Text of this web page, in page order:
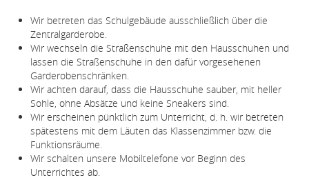
Wir betreten das Schulgebäude ausschließlich über die
Zentralgarderobe.
Wir wechseln die Straßenschuhe mit den Hausschuhen und
lassen die Straßenschuhe in den dafür vorgesehenen
Garderobenschränken.
Wir achten darauf, dass die Hausschuhe sauber, mit heller
Sohle, ohne Absätze und keine Sneakers sind.
Wir erscheinen pünktlich zum Unterricht, d. h. wir betreten
spätestens mit dem Läuten das Klassenzimmer bzw. die
Funktionsräume.
Wir schalten unsere Mobiltelefone vor Beginn des
Unterrichtes ab.